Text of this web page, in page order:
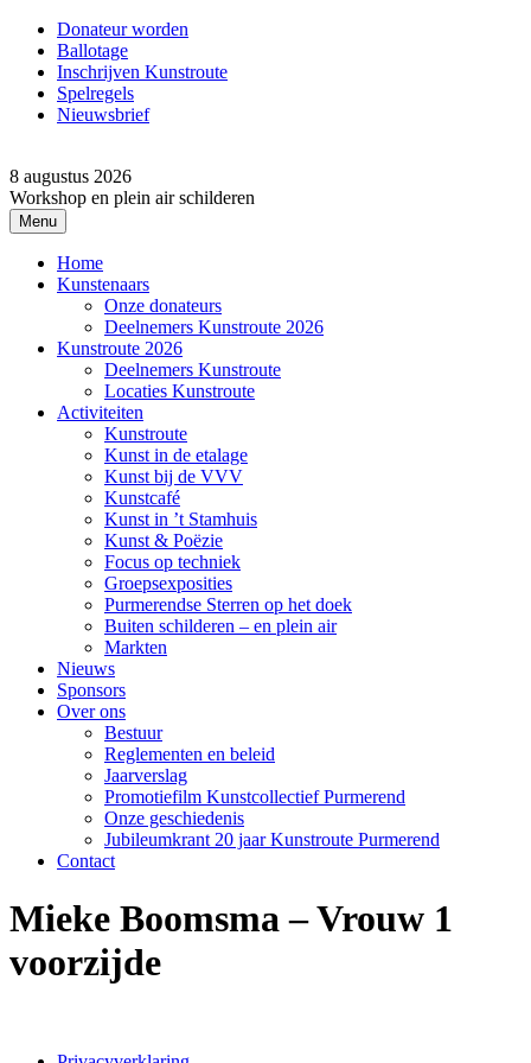
Donateur worden
Ballotage
Inschrijven Kunstroute
Spelregels
Nieuwsbrief
8 augustus 2026
Workshop en plein air schilderen
Menu
Home
Kunstenaars
Onze donateurs
Deelnemers Kunstroute 2026
Kunstroute 2026
Deelnemers Kunstroute
Locaties Kunstroute
Activiteiten
Kunstroute
Kunst in de etalage
Kunst bij de VVV
Kunstcafé
Kunst in ’t Stamhuis
Kunst & Poëzie
Focus op techniek
Groepsexposities
Purmerendse Sterren op het doek
Buiten schilderen – en plein air
Markten
Nieuws
Sponsors
Over ons
Bestuur
Reglementen en beleid
Jaarverslag
Promotiefilm Kunstcollectief Purmerend
Onze geschiedenis
Jubileumkrant 20 jaar Kunstroute Purmerend
Contact
Mieke Boomsma – Vrouw 1
voorzijde